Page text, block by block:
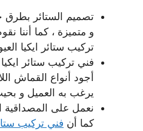
تصميم الستائر بطرق
و متميزة ، كما أننا
تركيب ستائر ايكيا
فني تركيب ستائر
أجود أنواع القماش
يرغب به العميل و
نعمل على المصداقية
كما أن فني تركيب